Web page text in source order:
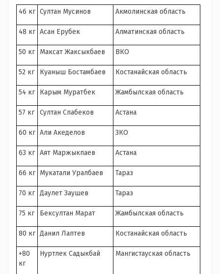
46 кг Султан Мусинов Акмолинская область
48 кг Асан Ерубек Алматинская область
50 кг Максат Жаксыкбаев ВКО
52 кг Куаныш Бостамбаев Костанайская область
54 кг Карым Муратбек Жамбылская область
57 кг Султан Спабеков Астана
60 кг Али Акеделов ЗКО
63 кг Аят Маржыкпаев Астана
66 кг Мукатали Уралбаев Тараз
70 кг Даулет Заушев Тараз
75 кг Бексултан Марат Жамбылская область
80 кг Данил Лаптев Костанайская область
+80
кг
Нуртлек Садыкбай Мангистауская область